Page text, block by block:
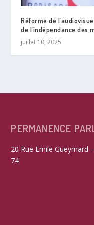
Réforme de
de l’indépendance des
juillet 10, 2025
PERMANENCE
20 Rue Emile Gueymard
74